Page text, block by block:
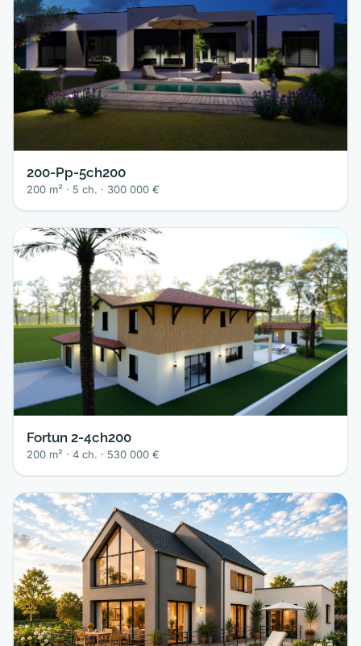
200-Pp-5ch200
200 m² · 5 ch. · 300 000 €
Fortun 2-4ch200
200 m² · 4 ch. · 530 000 €